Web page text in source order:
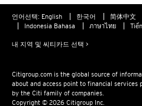
언어선택: English 한국어 简体中文
Indonesia Bahasa
ภาษาไทย
내 지역 및 씨티카드 선택 >
Citigroup.com is the global source of
about and access point to financial services
by the Citi family of companies.
Copyright © 2026 Citigroup Inc.